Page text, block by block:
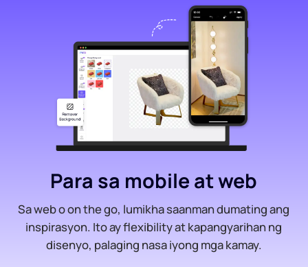
Para sa mobile at web
Sa web o on the go, lumikha saanman dumating ang
inspirasyon. Ito ay flexibility at kapangyarihan ng
disenyo, palaging nasa iyong mga kamay.